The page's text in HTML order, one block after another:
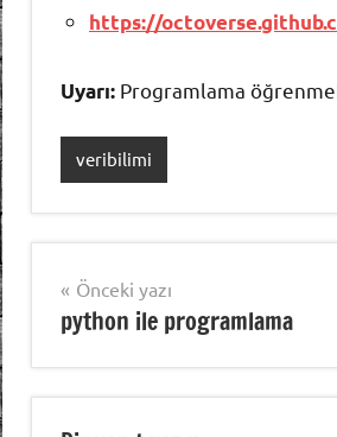
https://
Uyarı: Programlama
veribilimi
Yazı
gezinmesi
Önceki yazı
python ile programlama